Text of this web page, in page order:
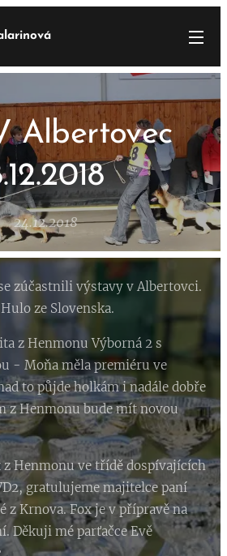
Albertovec
24.12.2018
zúčastnili výstavy v Albertovci.
ze Slovenska.
z Henmonu Výborná 2 s
- Moňa měla premiéru ve
to půjde holkám i nadále dobře
z Henmonu bude mít novou
z Henmonu ve třídě dospívajících
gratulujeme majitelce paní
z Krnova. Fox je v přípravě na
Děkuji mé parťačce Evě